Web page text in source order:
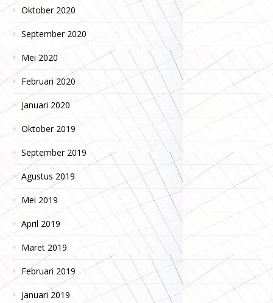
Oktober 2020
September 2020
Mei 2020
Februari 2020
Januari 2020
Oktober 2019
September 2019
Agustus 2019
Mei 2019
April 2019
Maret 2019
Februari 2019
Januari 2019